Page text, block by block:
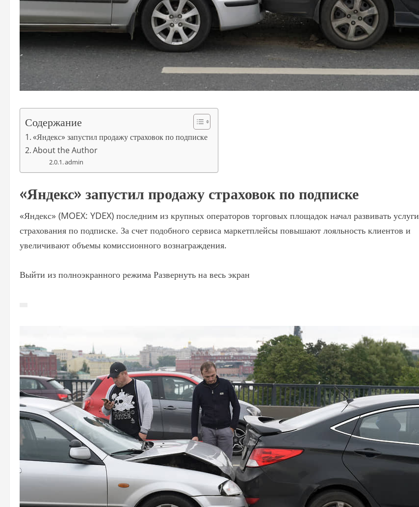
Содержание
«Яндекс» запустил продажу страховок по подписке
About the Author
admin
«Яндекс» запустил продажу страховок по подписке
«Яндекс» (MOEX: YDEX) последним из крупных операторов торговых площадок начал развивать услуги
страхования по подписке. За счет подобного сервиса маркетплейсы повышают лояльность клиентов и
увеличивают объемы комиссионного вознаграждения.
Выйти из полноэкранного режима Развернуть на весь экран